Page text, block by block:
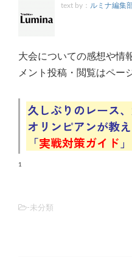
text by： ルミナ編集
大会についての感想や情
メント投稿・閲覧はペー
久しぶりのレース
オリンピアンが教
「実戦対策ガイド 」
1
-未分類